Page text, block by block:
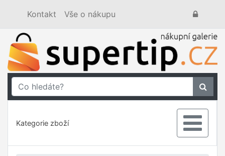
Kontakt Vše o nákupu
Kategorie zboží